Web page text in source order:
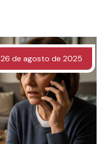
26 de agosto de 2025